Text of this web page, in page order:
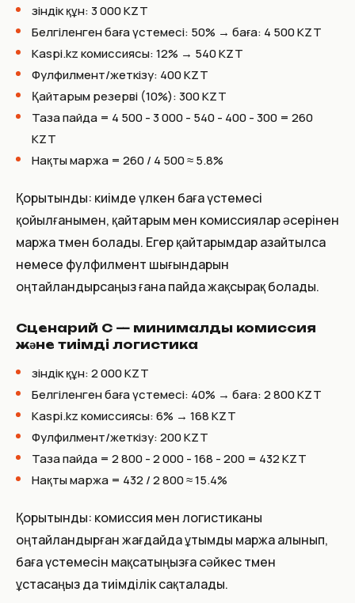
Өзіндік құн: 3 000 KZT
Белгіленген баға үстемесі: 50% → баға: 4 500 KZT
Kaspi.kz комиссиясы: 12% → 540 KZT
Фулфилмент/жеткізу: 400 KZT
Қайтарым резерві (10%): 300 KZT
Таза пайда = 4 500 - 3 000 - 540 - 400 - 300 = 260
KZT
Нақты маржа = 260 / 4 500 ≈ 5.8%
Қорытынды: киімде үлкен баға үстемесі
қойылғанымен, қайтарым мен комиссиялар әсерінен
маржа төмен болады. Егер қайтарымдар азайтылса
немесе фулфилмент шығындарын
оңтайландырсаңыз ғана пайда жақсырақ болады.
Сценарий C — минималды комиссия
және тиімді логистика
Өзіндік құн: 2 000 KZT
Белгіленген баға үстемесі: 40% → баға: 2 800 KZT
Kaspi.kz комиссиясы: 6% → 168 KZT
Фулфилмент/жеткізу: 200 KZT
Таза пайда = 2 800 - 2 000 - 168 - 200 = 432 KZT
Нақты маржа = 432 / 2 800 ≈ 15.4%
Қорытынды: комиссия мен логистиканы
оңтайландырған жағдайда ұтымды маржа алынып,
баға үстемесін мақсатыңызға сәйкес төмен
ұстасаңыз да тиімділік сақталады.